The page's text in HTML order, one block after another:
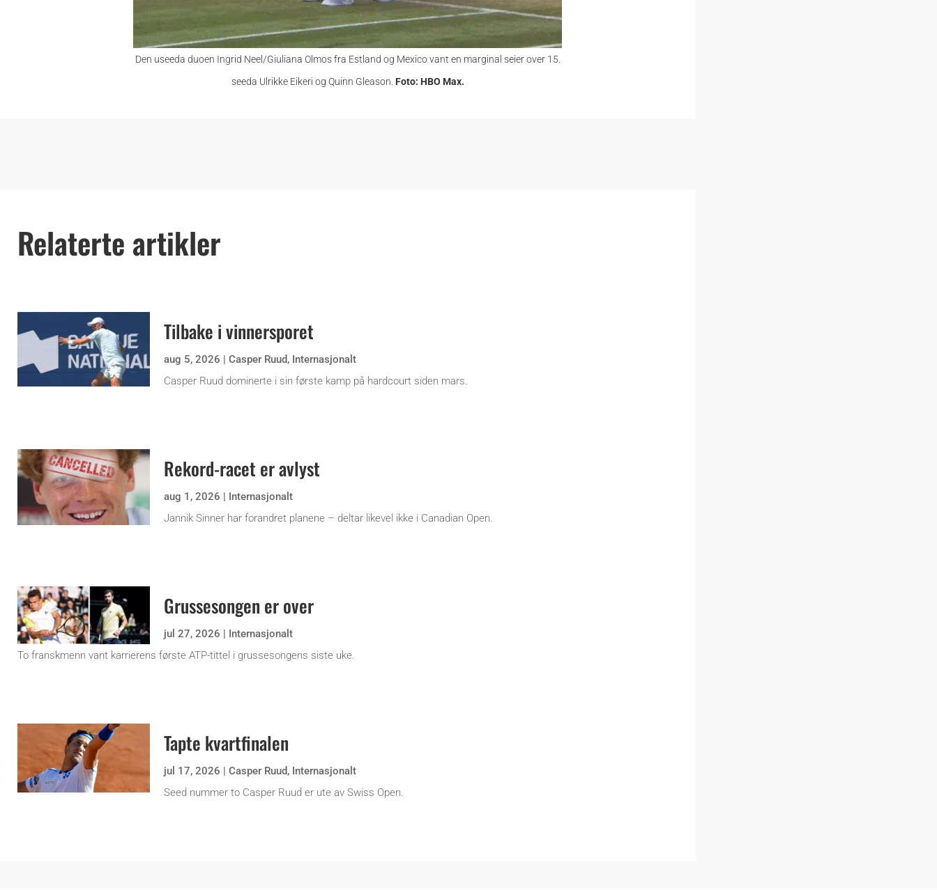
Den useeda duoen Ingrid Neel/Giuliana Olmos fra Estland og Mexico vant en marginal seier over 15.
seeda Ulrikke Eikeri og Quinn Gleason. Foto: HBO Max.
Relaterte artikler
Tilbake i vinnersporet
aug 5, 2026 | Casper Ruud, Internasjonalt
Casper Ruud dominerte i sin første kamp på hardcourt siden mars.
Rekord-racet er avlyst
aug 1, 2026 | Internasjonalt
Jannik Sinner har forandret planene – deltar likevel ikke i Canadian Open.
Grussesongen er over
jul 27, 2026 | Internasjonalt
To franskmenn vant karrierens første ATP-tittel i grussesongens siste uke.
Tapte kvartfinalen
jul 17, 2026 | Casper Ruud, Internasjonalt
Seed nummer to Casper Ruud er ute av Swiss Open.